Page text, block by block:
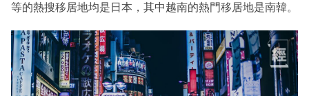
等的熱搜移居地均是日本，其中越南的熱門移居地是南韓。